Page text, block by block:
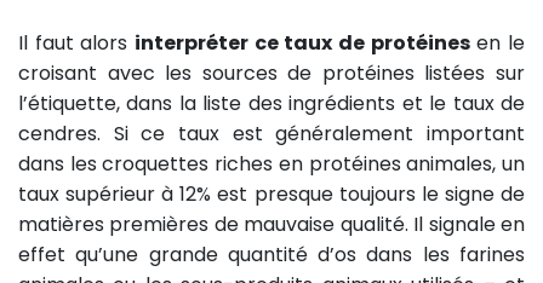
Il faut alors interpréter ce taux de protéinesen le
croisant avec les sources de protéines listées sur
l’étiquette, dans la liste des ingrédients et le taux de
cendres. Si ce taux est généralement important
dans les croquettes riches en protéines animales, un
taux supérieur à 12% est presque toujours le signe de
matières premières de mauvaise qualité. Il signale en
effet qu’une grande quantité d’os dans les farines